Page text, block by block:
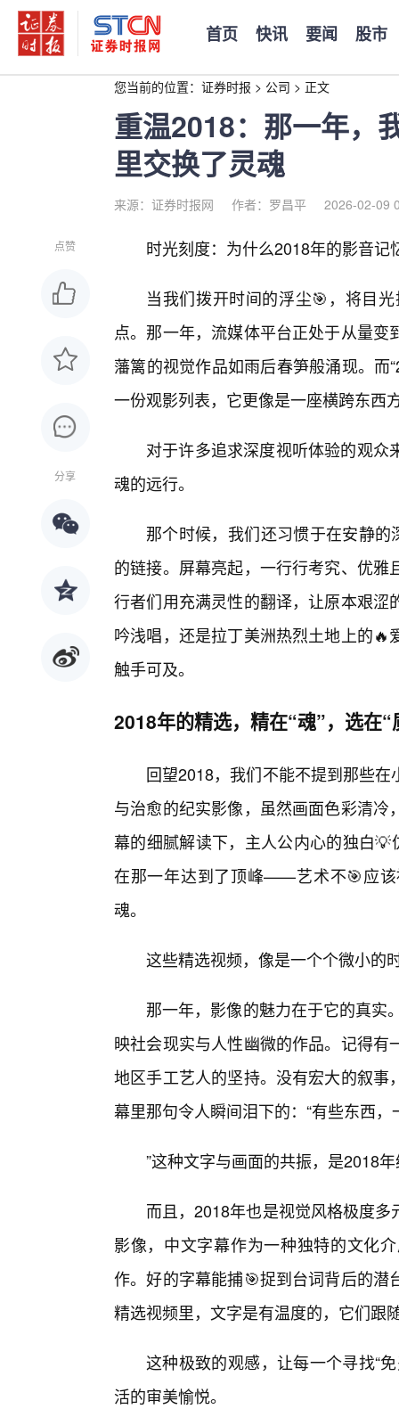
首页 快讯 要闻 股市
您当前的位置： 证券时报 > 公司 > 正文
重温2018：那一年，
里交换了灵魂
来源：证券时报网 作者：罗昌平 2026-02-09
点赞
分享
时光刻度：为什么2018年的影音记
当我们拨开时间的浮尘🎯，将目
点。那一年，流媒体平台正处于从量
藩篱的视觉作品如雨后春笋般涌现。而
一份观影列表，它更像是一座横跨东西
对于许多追求深度视听体验的观
魂的远行。
那个时候，我们还习惯于在安静的
的链接。屏幕亮起，一行行考究、优
行者们用充满灵性的翻译，让原本艰
吟浅唱，还是拉丁美洲热烈土地上的
触手可及。
2018年的精选，精在“魂”，选在“
回望2018，我们不能不提到那些
与治愈的纪实影像，虽然画面色彩清
幕的细腻解读下，主人公内心的独白
在那一年达到了顶峰——艺术不🎯应
魂。
这些精选视频，像是一个个微小的
那一年，影像的魅力在于它的真实
映社会现实与人性幽微的作品。记得
地区手工艺人的坚持。没有宏大的叙
幕里那句令人瞬间泪下的：“有些东西
”这种文字与画面的共振，是2018
而且，2018年也是视觉风格极度
影像，中文字幕作为一种独特的文化
作。好的字幕能捕🎯捉到台词背后的
精选视频里，文字是有温度的，它们跟
这种极致的观感，让每一个寻找“
活的审美愉悦。